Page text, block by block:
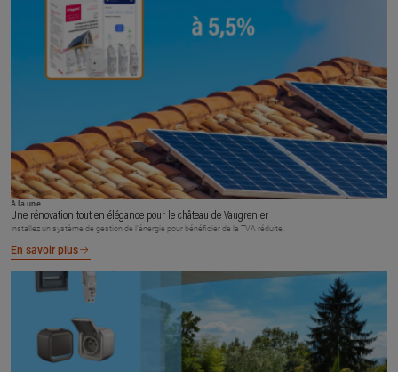
À la une
Une rénovation tout en élégance pour le château de Vaugrenier
Installez un système de gestion de l’énergie pour bénéficier de la TVA réduite.
En savoir plus